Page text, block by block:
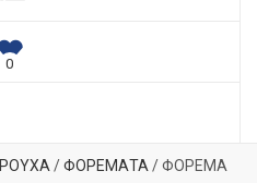
ΡΟΥΧΑ/ΦΟΡΕΜΑΤΑ/ ΦΟΡΕΜΑ